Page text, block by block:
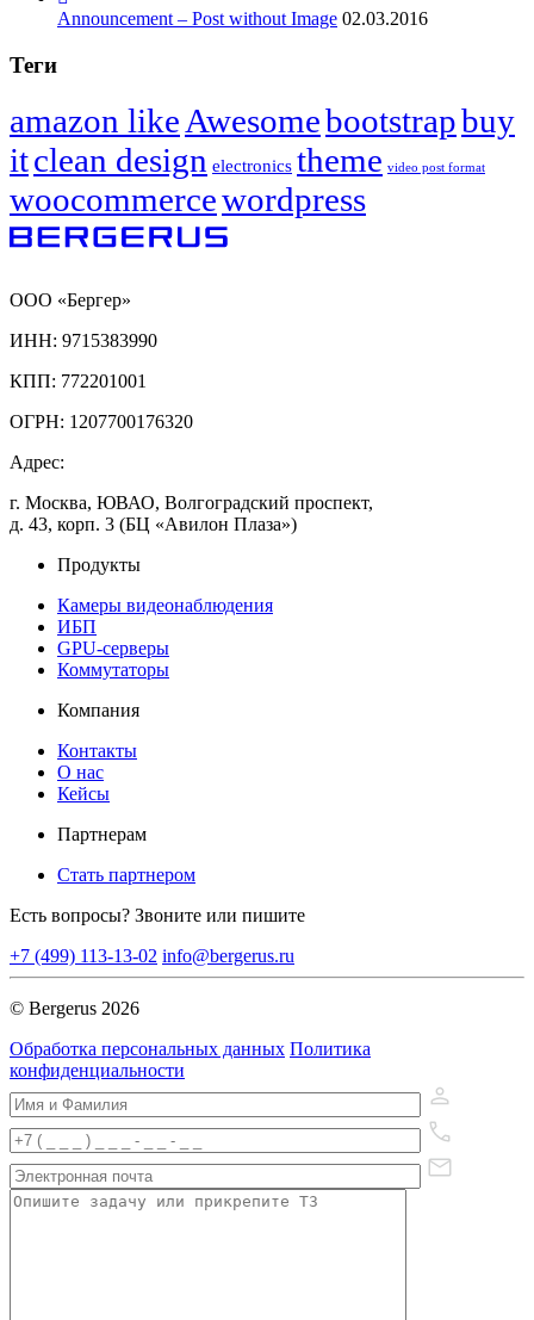
Announcement – Post without Image 02.03.2016
Теги
amazon like Awesomebootstrapbuy
itclean design electronics theme video post format
woocommercewordpress
ООО «Бергер»
ИНН: 9715383990
КПП: 772201001
ОГРН: 1207700176320
Адрес:
г. Москва, ЮВАО, Волгоградский проспект,
д. 43, корп. 3 (БЦ «Авилон Плаза»)
Продукты
Камеры видеонаблюдения
ИБП
GPU-серверы
Коммутаторы
Компания
Контакты
О нас
Кейсы
Партнерам
Стать партнером
Есть вопросы? Звоните или пишите
+7 (499) 113-13-02 info@bergerus.ru
© Bergerus 2026
Обработка персональных данных Политика
конфиденциальности